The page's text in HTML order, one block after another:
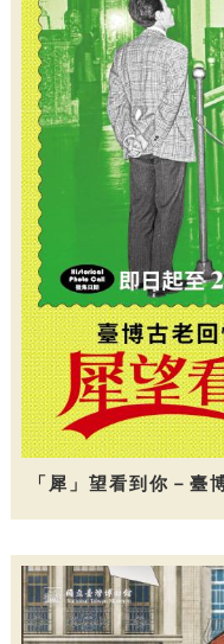
「犀」望看到你－臺